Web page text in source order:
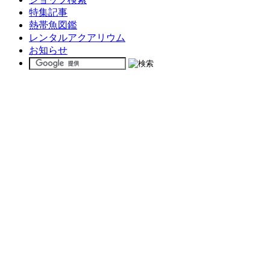
特集記事
熱帯魚図鑑
レンタルアクアリウム
お知らせ